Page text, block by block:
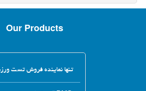
Our Products
تنها نماینده فروش تست